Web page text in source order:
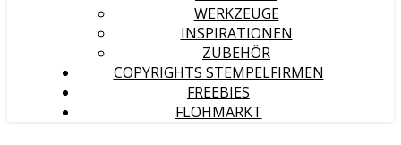
WERKZEUGE
INSPIRATIONEN
ZUBEHÖR
COPYRIGHTS STEMPELFIRMEN
FREEBIES
FLOHMARKT